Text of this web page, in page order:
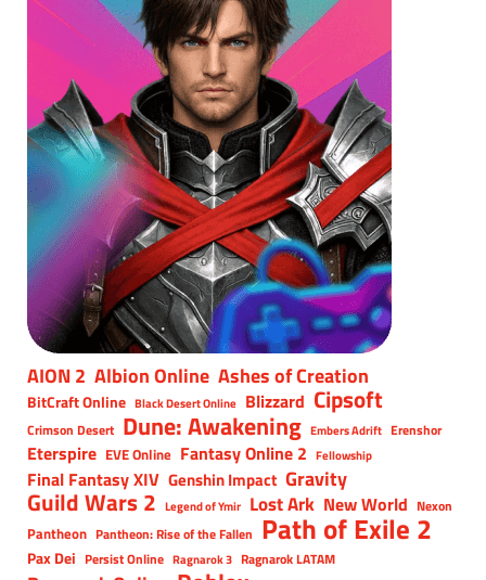
AION 2 Albion Online Ashes of Creation
BitCraft Online Black Desert Online Blizzard Cipsoft
Crimson Desert Dune: Awakening Embers Adrift Erenshor
Eterspire EVE Online Fantasy Online 2 Fellowship
Final Fantasy XIV Genshin Impact Gravity
Guild Wars 2 Legend of Ymir Lost Ark New World Nexon
Pantheon Pantheon: Rise of the Fallen Path of Exile 2
Pax Dei Persist Online Ragnarok 3 Ragnarok LATAM